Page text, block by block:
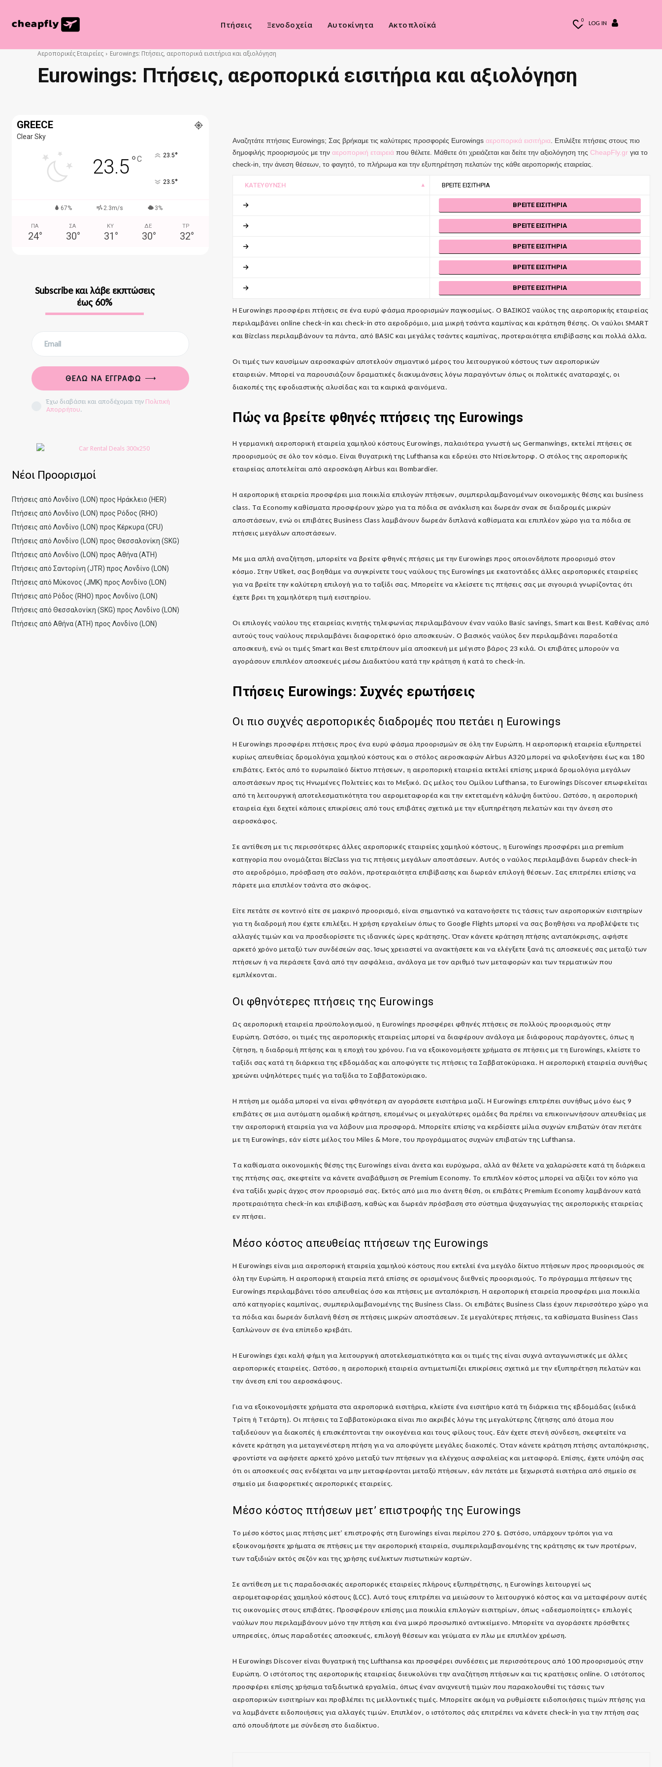
Πτήσεις Ξενοδοχεία Αυτοκίνητα Ακτοπλοϊκά 0 LOG IN
Αεροπορικές Εταιρείες Eurowings: Πτήσεις, αεροπορικά εισιτήρια και αξιολόγηση
Eurowings: Πτήσεις, αεροπορικά εισιτήρια και αξιολόγηση
GREECE
Clear Sky
23.5°C 23.5°
23.5°
67% 2.3m/s 3%
ΠΑ
24°
ΣΑ
30°
ΚΥ
31 °
ΔΕ
30°
ΤΡ
32°
Subscribe και λάβε εκπτώσεις
έως 60%
ΘΈΛΩ ΝΑ ΕΓΓΡΑΦΏ
Έχω διαβάσει και αποδέχομαι την Πολιτική
Απορρήτου.
Νέοι Προορισμοί
Πτήσεις από Λονδίνο (LON) προς Ηράκλειο (HER)
Πτήσεις από Λονδίνο (LON) προς Ρόδος (RHO)
Πτήσεις από Λονδίνο (LON) προς Κέρκυρα (CFU)
Πτήσεις από Λονδίνο (LON) προς Θεσσαλονίκη (SKG)
Πτήσεις από Λονδίνο (LON) προς Αθήνα (ATH)
Πτήσεις από Σαντορίνη (JTR) προς Λονδίνο (LON)
Πτήσεις από Μύκονος (JMK) προς Λονδίνο (LON)
Πτήσεις από Ρόδος (RHO) προς Λονδίνο (LON)
Πτήσεις από Θεσσαλονίκη (SKG) προς Λονδίνο (LON)
Πτήσεις από Αθήνα (ATH) προς Λονδίνο (LON)
Αναζητάτε πτήσεις Eurowings; Σας βρήκαμε τις καλύτερες προσφορές Eurowings αεροπορικά εισιτήρια . Επιλέξτε πτήσεις στους πιο
δημοφιλής προορισμούς με την αεροπορική εταιρειά που θέλετε. Μάθετε ότι χρειάζεται και δείτε την αξιολόγηση της CheapFly.gr για το
check-in, την άνεση θέσεων, το φαγητό, το πλήρωμα και την εξυπηρέτηση πελατών της κάθε αεροπορικής εταιρείας.
ΚΑΤΕΎΘΥΝΣΗ ΒΡΕΊΤΕ ΕΙΣΙΤΉΡΙΑ
ΒΡΕΊΤΕ ΕΙΣΙΤΉΡΙΑ
ΒΡΕΊΤΕ ΕΙΣΙΤΉΡΙΑ
ΒΡΕΊΤΕ ΕΙΣΙΤΉΡΙΑ
ΒΡΕΊΤΕ ΕΙΣΙΤΉΡΙΑ
ΒΡΕΊΤΕ ΕΙΣΙΤΉΡΙΑ
Η Eurowings προσφέρει πτήσεις σε ένα ευρύ φάσμα προορισμών παγκοσμίως. Ο ΒΑΣΙΚΟΣ ναύλος της αεροπορικής εταιρείας
περιλαμβάνει online check-in και check-in στο αεροδρόμιο, μια μικρή τσάντα καμπίνας και κράτηση θέσης. Οι ναύλοι SMART
και Bizclass περιλαμβάνουν τα πάντα, από BASIC και μεγάλες τσάντες καμπίνας, προτεραιότητα επιβίβασης και πολλά άλλα.
Οι τιμές των καυσίμων αεροσκαφών αποτελούν σημαντικό μέρος του λειτουργικού κόστους των αεροπορικών
εταιρειών. Μπορεί να παρουσιάζουν δραματικές διακυμάνσεις λόγω παραγόντων όπως οι πολιτικές αναταραχές, οι
διακοπές της εφοδιαστικής αλυσίδας και τα καιρικά φαινόμενα.
Πώς να βρείτε φθηνές πτήσεις της Eurowings
Η γερμανική αεροπορική εταιρεία χαμηλού κόστους Eurowings, παλαιότερα γνωστή ως Germanwings, εκτελεί πτήσεις σε
προορισμούς σε όλο τον κόσμο. Είναι θυγατρική της Lufthansa και εδρεύει στο Ντίσελντορφ. Ο στόλος της αεροπορικής
εταιρείας αποτελείται από αεροσκάφη Airbus και Bombardier.
Η αεροπορική εταιρεία προσφέρει μια ποικιλία επιλογών πτήσεων, συμπεριλαμβανομένων οικονομικής θέσης και business
class. Τα Economy καθίσματα προσφέρουν χώρο για τα πόδια σε ανάκλιση και δωρεάν σνακ σε διαδρομές μικρών
αποστάσεων, ενώ οι επιβάτες Business Class λαμβάνουν δωρεάν διπλανά καθίσματα και επιπλέον χώρο για τα πόδια σε
πτήσεις μεγάλων αποστάσεων.
Με μια απλή αναζήτηση, μπορείτε να βρείτε φθηνές πτήσεις με την Eurowings προς οποιονδήποτε προορισμό στον
κόσμο. Στην Utiket, σας βοηθάμε να συγκρίνετε τους ναύλους της Eurowings με εκατοντάδες άλλες αεροπορικές εταιρείες
για να βρείτε την καλύτερη επιλογή για το ταξίδι σας. Μπορείτε να κλείσετε τις πτήσεις σας με σιγουριά γνωρίζοντας ότι
έχετε βρει τη χαμηλότερη τιμή εισιτηρίου.
Οι επιλογές ναύλου της εταιρείας κινητής τηλεφωνίας περιλαμβάνουν έναν ναύλο Basic savings, Smart και Best. Καθένας από
αυτούς τους ναύλους περιλαμβάνει διαφορετικό όριο αποσκευών. Ο βασικός ναύλος δεν περιλαμβάνει παραδοτέα
αποσκευή, ενώ οι τιμές Smart και Best επιτρέπουν μία αποσκευή με μέγιστο βάρος 23 κιλά. Οι επιβάτες μπορούν να
αγοράσουν επιπλέον αποσκευές μέσω Διαδικτύου κατά την κράτηση ή κατά το check-in.
Πτήσεις Eurowings: Συχνές ερωτήσεις
Οι πιο συχνές αεροπορικές διαδρομές που πετάει η Eurowings
Η Eurowings προσφέρει πτήσεις προς ένα ευρύ φάσμα προορισμών σε όλη την Ευρώπη. Η αεροπορική εταιρεία εξυπηρετεί
κυρίως απευθείας δρομολόγια χαμηλού κόστους και ο στόλος αεροσκαφών Airbus A320 μπορεί να φιλοξενήσει έως και 180
επιβάτες. Εκτός από το ευρωπαϊκό δίκτυο πτήσεων, η αεροπορική εταιρεία εκτελεί επίσης μερικά δρομολόγια μεγάλων
αποστάσεων προς τις Ηνωμένες Πολιτείες και το Μεξικό. Ως μέλος του Ομίλου Lufthansa, το Eurowings Discover επωφελείται
από τη λειτουργική αποτελεσματικότητα του αερομεταφορέα και την εκτεταμένη κάλυψη δικτύου. Ωστόσο, η αεροπορική
εταιρεία έχει δεχτεί κάποιες επικρίσεις από τους επιβάτες σχετικά με την εξυπηρέτηση πελατών και την άνεση στο
αεροσκάφος.
Σε αντίθεση με τις περισσότερες άλλες αεροπορικές εταιρείες χαμηλού κόστους, η Eurowings προσφέρει μια premium
κατηγορία που ονομάζεται BizClass για τις πτήσεις μεγάλων αποστάσεων. Αυτός ο ναύλος περιλαμβάνει δωρεάν check-in
στο αεροδρόμιο, πρόσβαση στο σαλόνι, προτεραιότητα επιβίβασης και δωρεάν επιλογή θέσεων. Σας επιτρέπει επίσης να
πάρετε μια επιπλέον τσάντα στο σκάφος.
Είτε πετάτε σε κοντινό είτε σε μακρινό προορισμό, είναι σημαντικό να κατανοήσετε τις τάσεις των αεροπορικών εισιτηρίων
για τη διαδρομή που έχετε επιλέξει. Η χρήση εργαλείων όπως το Google Flights μπορεί να σας βοηθήσει να προβλέψετε τις
αλλαγές τιμών και να προσδιορίσετε τις ιδανικές ώρες κράτησης. Όταν κάνετε κράτηση πτήσης ανταπόκρισης, αφήστε
αρκετό χρόνο μεταξύ των συνδέσεών σας. Ίσως χρειαστεί να ανακτήσετε και να ελέγξετε ξανά τις αποσκευές σας μεταξύ των
πτήσεων ή να περάσετε ξανά από την ασφάλεια, ανάλογα με τον αριθμό των μεταφορών και των τερματικών που
εμπλέκονται.
Οι φθηνότερες πτήσεις της Eurowings
Ως αεροπορική εταιρεία προϋπολογισμού, η Eurowings προσφέρει φθηνές πτήσεις σε πολλούς προορισμούς στην
Ευρώπη. Ωστόσο, οι τιμές της αεροπορικής εταιρείας μπορεί να διαφέρουν ανάλογα με διάφορους παράγοντες, όπως η
ζήτηση, η διαδρομή πτήσης και η εποχή του χρόνου. Για να εξοικονομήσετε χρήματα σε πτήσεις με τη Eurowings, κλείστε το
ταξίδι σας κατά τη διάρκεια της εβδομάδας και αποφύγετε τις πτήσεις τα Σαββατοκύριακα. Η αεροπορική εταιρεία συνήθως
χρεώνει υψηλότερες τιμές για ταξίδια το Σαββατοκύριακο.
Η πτήση με ομάδα μπορεί να είναι φθηνότερη αν αγοράσετε εισιτήρια μαζί. Η Eurowings επιτρέπει συνήθως μόνο έως 9
επιβάτες σε μια αυτόματη ομαδική κράτηση, επομένως οι μεγαλύτερες ομάδες θα πρέπει να επικοινωνήσουν απευθείας με
την αεροπορική εταιρεία για να λάβουν μια προσφορά. Μπορείτε επίσης να κερδίσετε μίλια συχνών επιβατών όταν πετάτε
με τη Eurowings, εάν είστε μέλος του Miles & More, του προγράμματος συχνών επιβατών της Lufthansa.
Τα καθίσματα οικονομικής θέσης της Eurowings είναι άνετα και ευρύχωρα, αλλά αν θέλετε να χαλαρώσετε κατά τη διάρκεια
της πτήσης σας, σκεφτείτε να κάνετε αναβάθμιση σε Premium Economy. Το επιπλέον κόστος μπορεί να αξίζει τον κόπο για
ένα ταξίδι χωρίς άγχος στον προορισμό σας. Εκτός από μια πιο άνετη θέση, οι επιβάτες Premium Economy λαμβάνουν κατά
προτεραιότητα check-in και επιβίβαση, καθώς και δωρεάν πρόσβαση στο σύστημα ψυχαγωγίας της αεροπορικής εταιρείας
εν πτήσει.
Μέσο κόστος απευθείας πτήσεων της Eurowings
Η Eurowings είναι μια αεροπορική εταιρεία χαμηλού κόστους που εκτελεί ένα μεγάλο δίκτυο πτήσεων προς προορισμούς σε
όλη την Ευρώπη. Η αεροπορική εταιρεία πετά επίσης σε ορισμένους διεθνείς προορισμούς. Το πρόγραμμα πτήσεων της
Eurowings περιλαμβάνει τόσο απευθείας όσο και πτήσεις με ανταπόκριση. Η αεροπορική εταιρεία προσφέρει μια ποικιλία
από κατηγορίες καμπίνας, συμπεριλαμβανομένης της Business Class. Οι επιβάτες Business Class έχουν περισσότερο χώρο για
τα πόδια και δωρεάν διπλανή θέση σε πτήσεις μικρών αποστάσεων. Σε μεγαλύτερες πτήσεις, τα καθίσματα Business Class
ξαπλώνουν σε ένα επίπεδο κρεβάτι.
Η Eurowings έχει καλή φήμη για λειτουργική αποτελεσματικότητα και οι τιμές της είναι συχνά ανταγωνιστικές με άλλες
αεροπορικές εταιρείες. Ωστόσο, η αεροπορική εταιρεία αντιμετωπίζει επικρίσεις σχετικά με την εξυπηρέτηση πελατών και
την άνεση επί του αεροσκάφους.
Για να εξοικονομήσετε χρήματα στα αεροπορικά εισιτήρια, κλείστε ένα εισιτήριο κατά τη διάρκεια της εβδομάδας (ειδικά
Τρίτη ή Τετάρτη). Οι πτήσεις τα Σαββατοκύριακα είναι πιο ακριβές λόγω της μεγαλύτερης ζήτησης από άτομα που
ταξιδεύουν για διακοπές ή επισκέπτονται την οικογένεια και τους φίλους τους. Εάν έχετε στενή σύνδεση, σκεφτείτε να
κάνετε κράτηση για μεταγενέστερη πτήση για να αποφύγετε μεγάλες διακοπές. Όταν κάνετε κράτηση πτήσης ανταπόκρισης,
φροντίστε να αφήσετε αρκετό χρόνο μεταξύ των πτήσεων για ελέγχους ασφαλείας και μεταφορά. Επίσης, έχετε υπόψη σας
ότι οι αποσκευές σας ενδέχεται να μην μεταφέρονται μεταξύ πτήσεων, εάν πετάτε με ξεχωριστά εισιτήρια από σημείο σε
σημείο με διαφορετικές αεροπορικές εταιρείες.
Μέσο κόστος πτήσεων μετ’ επιστροφής της Eurowings
Το μέσο κόστος μιας πτήσης μετ’ επιστροφής στη Eurowings είναι περίπου 270 $. Ωστόσο, υπάρχουν τρόποι για να
εξοικονομήσετε χρήματα σε πτήσεις με την αεροπορική εταιρεία, συμπεριλαμβανομένης της κράτησης εκ των προτέρων,
των ταξιδιών εκτός σεζόν και της χρήσης ευέλικτων πιστωτικών καρτών.
Σε αντίθεση με τις παραδοσιακές αεροπορικές εταιρείες πλήρους εξυπηρέτησης, η Eurowings λειτουργεί ως
αερομεταφορέας χαμηλού κόστους (LCC). Αυτό τους επιτρέπει να μειώσουν το λειτουργικό κόστος και να μεταφέρουν αυτές
τις οικονομίες στους επιβάτες. Προσφέρουν επίσης μια ποικιλία επιλογών εισιτηρίων, όπως «αδεσμοποίητες» επιλογές
ναύλων που περιλαμβάνουν μόνο την πτήση και ένα μικρό προσωπικό αντικείμενο. Μπορείτε να αγοράσετε πρόσθετες
υπηρεσίες, όπως παραδοτέες αποσκευές, επιλογή θέσεων και γεύματα εν πλω με επιπλέον χρέωση.
Η Eurowings Discover είναι θυγατρική της Lufthansa και προσφέρει συνδέσεις με περισσότερους από 100 προορισμούς στην
Ευρώπη. Ο ιστότοπος της αεροπορικής εταιρείας διευκολύνει την αναζήτηση πτήσεων και τις κρατήσεις online. Ο ιστότοπος
προσφέρει επίσης χρήσιμα ταξιδιωτικά εργαλεία, όπως έναν ανιχνευτή τιμών που παρακολουθεί τις τάσεις των
αεροπορικών εισιτηρίων και προβλέπει τις μελλοντικές τιμές. Μπορείτε ακόμη να ρυθμίσετε ειδοποιήσεις τιμών πτήσης για
να λαμβάνετε ειδοποιήσεις για αλλαγές τιμών. Επιπλέον, ο ιστότοπος σάς επιτρέπει να κάνετε check-in για την πτήση σας
από οπουδήποτε με σύνδεση στο διαδίκτυο.